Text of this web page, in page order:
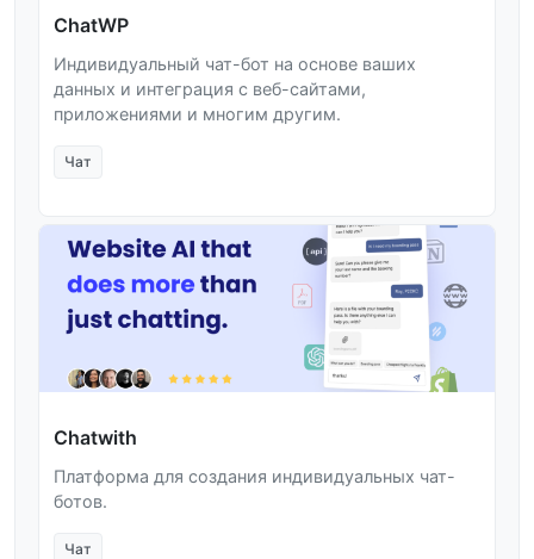
ChatWP
Индивидуальный чат-бот на основе ваших
данных и интеграция с веб-сайтами,
приложениями и многим другим.
Чат
Chatwith
Платформа для создания индивидуальных чат-
ботов.
Чат